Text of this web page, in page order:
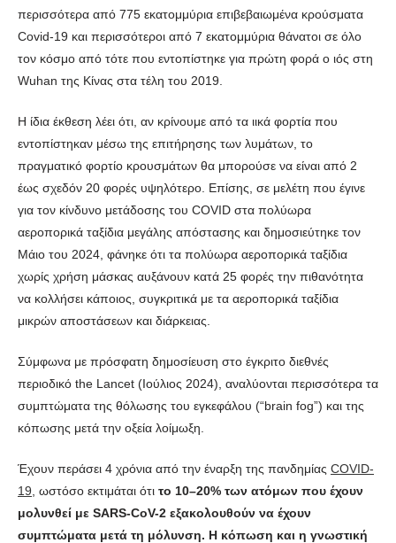
περισσότερα από 775 εκατομμύρια επιβεβαιωμένα κρούσματα
Covid-19 και περισσότεροι από 7 εκατομμύρια θάνατοι σε όλο
τον κόσμο από τότε που εντοπίστηκε για πρώτη φορά ο ιός στη
Wuhan της Κίνας στα τέλη του 2019.
Η ίδια έκθεση λέει ότι, αν κρίνουμε από τα ιικά φορτία που
εντοπίστηκαν μέσω της επιτήρησης των λυμάτων, το
πραγματικό φορτίο κρουσμάτων θα μπορούσε να είναι από 2
έως σχεδόν 20 φορές υψηλότερο. Επίσης, σε μελέτη που έγινε
για τον κίνδυνο μετάδοσης του COVID στα πολύωρα
αεροπορικά ταξίδια μεγάλης απόστασης και δημοσιεύτηκε τον
Μάιο του 2024, φάνηκε ότι τα πολύωρα αεροπορικά ταξίδια
χωρίς χρήση μάσκας αυξάνουν κατά 25 φορές την πιθανότητα
να κολλήσει κάποιος, συγκριτικά με τα αεροπορικά ταξίδια
μικρών αποστάσεων και διάρκειας.
Σύμφωνα με πρόσφατη δημοσίευση στο έγκριτο διεθνές
περιοδικό the Lancet (Ιούλιος 2024), αναλύονται περισσότερα τα
συμπτώματα της θόλωσης του εγκεφάλου (“brain fog”) και της
κόπωσης μετά την οξεία λοίμωξη.
Έχουν περάσει 4 χρόνια από την έναρξη της πανδημίας COVID-
19 , ωστόσο εκτιμάται ότι το 10–20% των ατόμων που έχουν
μολυνθεί με SARS-CoV-2 εξακολουθούν να έχουν
συμπτώματα μετά τη μόλυνση. Η κόπωση και η γνωστική